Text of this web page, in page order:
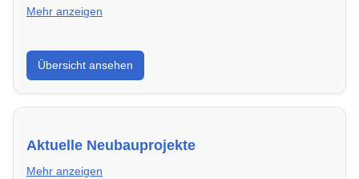
Mehr anzeigen
Hier findest du die wichtigsten Anbieter in Siegen –
von Genossenschaften bis zu privaten Vermietern.
Übersicht ansehen
Aktuelle Neubauprojekte
Mehr anzeigen